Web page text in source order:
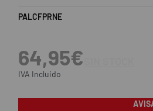
PALCFPRNE
64,95€
IVA Incluido